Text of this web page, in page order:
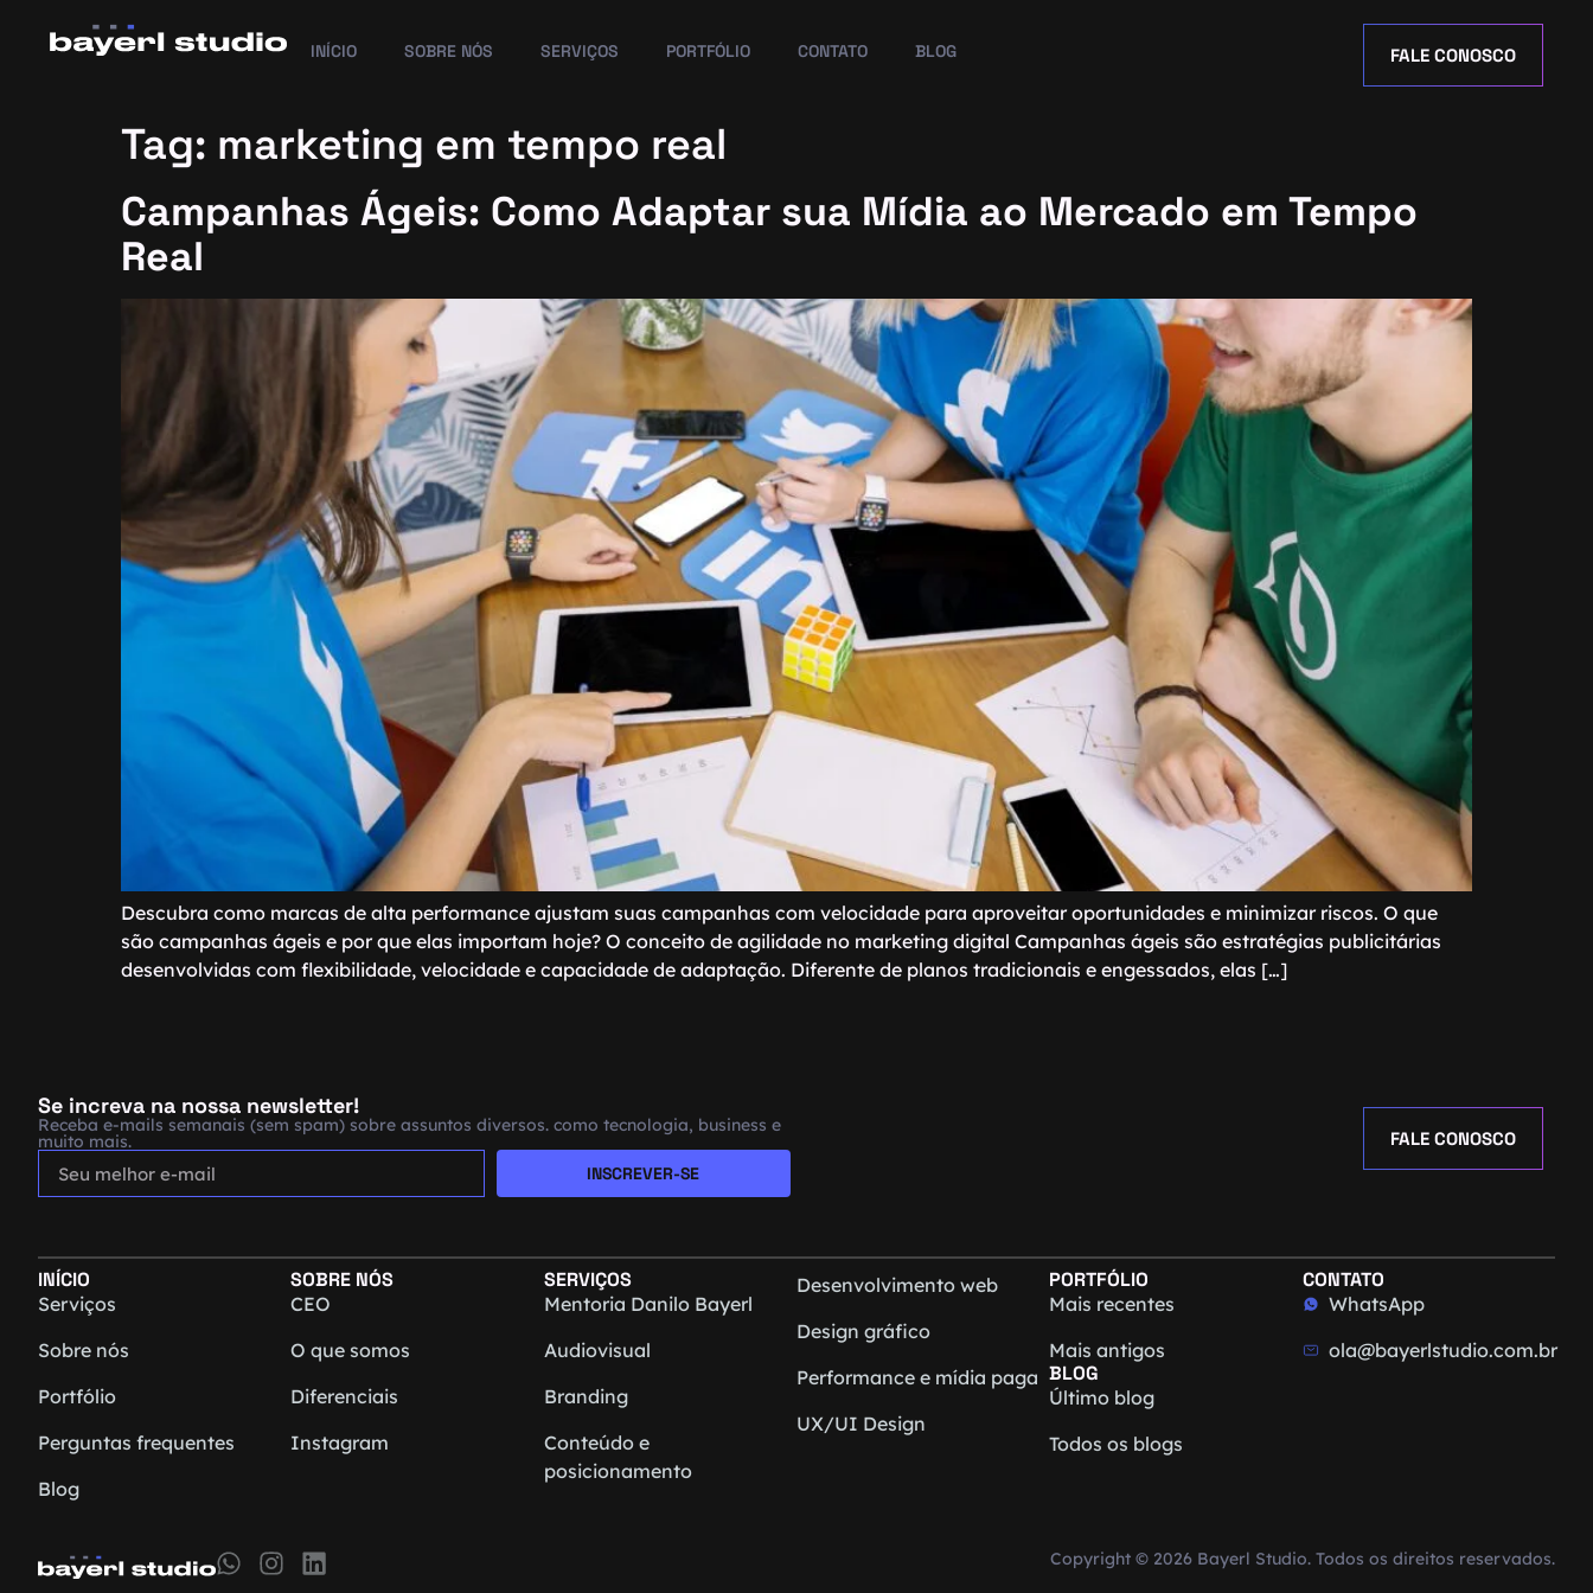
INÍCIO SOBRE NÓS SERVIÇOS PORTFÓLIO CONTATO BLOG FALE CONOSCO
Tag: marketing em tempo real
Campanhas Ágeis: Como Adaptar sua Mídia ao Mercado em Tempo
Real
Descubra como marcas de alta performance ajustam suas campanhas com velocidade para aproveitar oportunidades e minimizar riscos. O que
são campanhas ágeis e por que elas importam hoje? O conceito de agilidade no marketing digital Campanhas ágeis são estratégias publicitárias
desenvolvidas com flexibilidade, velocidade e capacidade de adaptação. Diferente de planos tradicionais e engessados, elas […]
Se increva na nossa newsletter!
Receba e-mails semanais (sem spam) sobre assuntos diversos. como tecnologia, business e
muito mais.
INSCREVER-SE
FALE CONOSCO
INÍCIO
Serviços
Sobre nós
Portfólio
Perguntas frequentes
Blog
SOBRE NÓS
CEO
O que somos
Diferenciais
Instagram
SERVIÇOS
Mentoria Danilo Bayerl
Audiovisual
Branding
Conteúdo e
posicionamento
Desenvolvimento web
Design gráfico
Performance e mídia paga
UX/UI Design
PORTFÓLIO
Mais recentes
Mais antigos
BLOG
Último blog
Todos os blogs
CONTATO
WhatsApp
ola@bayerlstudio.com.br
Copyright © 2026 Bayerl Studio. Todos os direitos reservados.